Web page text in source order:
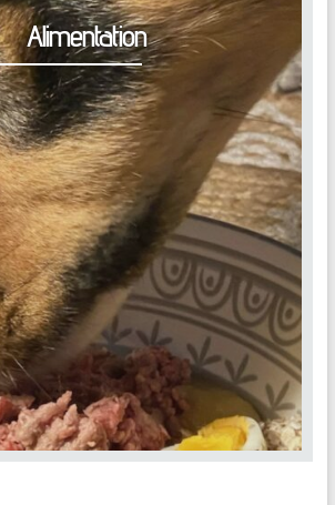
Alimentation